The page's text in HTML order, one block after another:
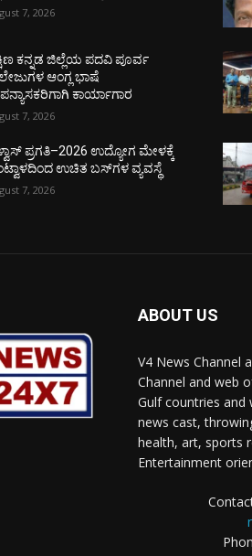
7, 2026
ಕನ್ನಡ ಜಿಲ್ಲೆಯ ಪದವಿ ಪೂರ್ವ
ಆಂಗ್ಲ ಭಾಷೆ
ಕಾರ್ಯಾಗಾರ
7, 2026
ಪ್ರಗತಿ–2026 ಉದ್ಯೋಗ ಮೇಳಕ್ಕೆ
ಉಚಿತ ಬಸ್‌ಗಳ ವ್ಯವಸ್ಥೆ
7, 2026
ABOUT US
V4 News Channel
Channel and web
Gulf countries and
news cast,
health, art, sports
Entertainment